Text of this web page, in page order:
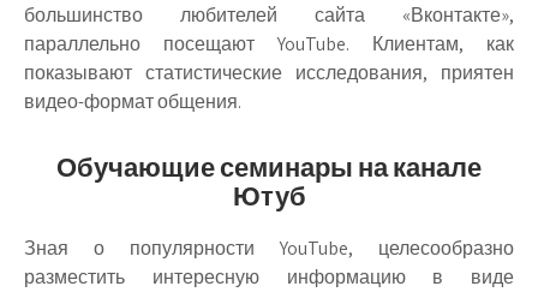
большинство любителей сайта «Вконтакте»,
параллельно посещают YouTube. Клиентам, как
показывают статистические исследования, приятен
видео-формат общения.
Обучающие семинары на канале
Ютуб
Зная о популярности YouTube, целесообразно
разместить интересную информацию в виде